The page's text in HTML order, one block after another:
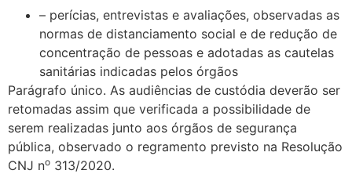
– perícias, entrevistas e avaliações, observadas as
normas de distanciamento social e de redução de
concentração de pessoas e adotadas as cautelas
sanitárias indicadas pelos órgãos
Parágrafo único. As audiências de custódia deverão ser
retomadas assim que verificada a possibilidade de
serem realizadas junto aos órgãos de segurança
pública, observado o regramento previsto na Resolução
CNJ no 313/2020.